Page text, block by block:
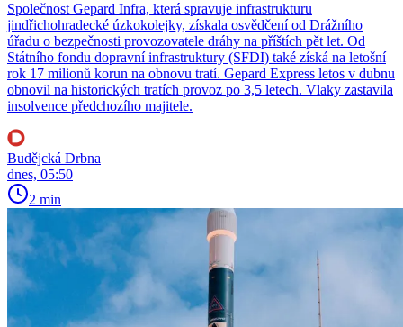
Společnost Gepard Infra, která spravuje infrastrukturu
jindřichohradecké úzkokolejky, získala osvědčení od Drážního
úřadu o bezpečnosti provozovatele dráhy na příštích pět let. Od
Státního fondu dopravní infrastruktury (SFDI) také získá na letošní
rok 17 milionů korun na obnovu tratí. Gepard Express letos v dubnu
obnovil na historických tratích provoz po 3,5 letech. Vlaky zastavila
insolvence předchozího majitele.
Budějcká Drbna
dnes, 05:50
2 min